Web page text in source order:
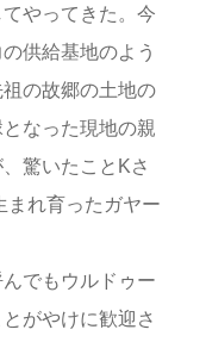
やってきた。今
供給基地のよう
の故郷の土地の
なった現地の親
驚いたことKさ
まれ育ったガヤー
でもウルドゥー
がやけに歓迎さ